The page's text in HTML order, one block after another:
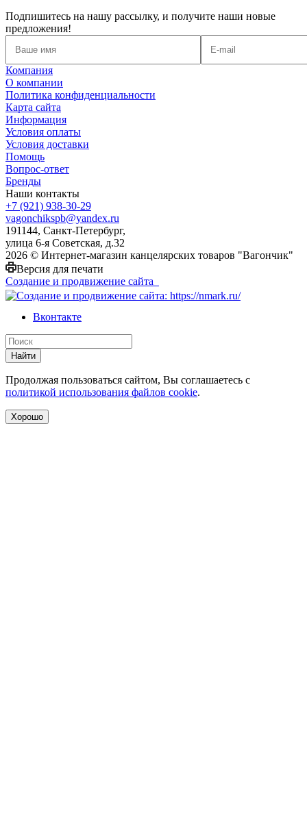
Подпишитесь на нашу рассылку, и получите наши новые
предложения!
Компания
О компании
Политика конфиденциальности
Карта сайта
Информация
Условия оплаты
Условия доставки
Помощь
Вопрос-ответ
Бренды
Наши контакты
+7 (921) 938-30-29
vagonchikspb@yandex.ru
191144, Санкт-Петербург,
улица 6-я Советская, д.32
2026 © Интернет-магазин канцелярских товаров "Вагончик"
Версия для печати
Создание и продвижение сайта
Вконтакте
Найти
Продолжая пользоваться сайтом, Вы соглашаетесь с
политикой использования файлов cookie.
Хорошо